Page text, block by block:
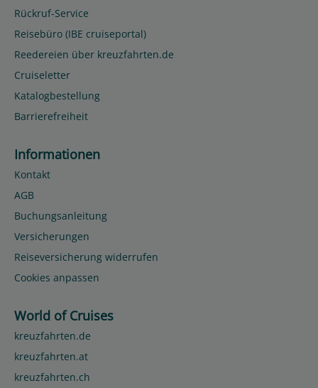
Rückruf-Service
Reisebüro (IBE cruiseportal)
Reedereien über kreuzfahrten.de
Cruiseletter
Katalogbestellung
Barrierefreiheit
Informationen
Kontakt
AGB
Buchungsanleitung
Versicherungen
Reiseversicherung widerrufen
Cookies anpassen
World of Cruises
kreuzfahrten.de
kreuzfahrten.at
kreuzfahrten.ch